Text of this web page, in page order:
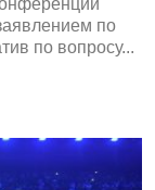
по
по вопросу...